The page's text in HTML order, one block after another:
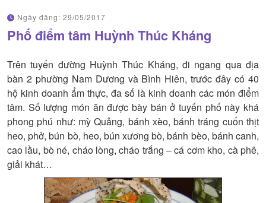
Ngày đăng: 29/05/2017
Phố điểm tâm Huỳnh Thúc Kháng
Trên tuyến đường Huỳnh Thúc Kháng, đi ngang qua địa
bàn 2 phường Nam Dương và Bình Hiên, trước đây có 40
hộ kinh doanh ẩm thực, đa số là kinh doanh các món điểm
tâm. Số lượng món ăn được bày bán ở tuyến phố này khá
phong phú như: mỳ Quảng, bánh xèo, bánh tráng cuốn thịt
heo, phở, bún bò, heo, bún xương bò, bánh bèo, bánh canh,
cao lầu, bò né, cháo lòng, cháo trắng – cá cơm kho, cà phê,
giải khát…